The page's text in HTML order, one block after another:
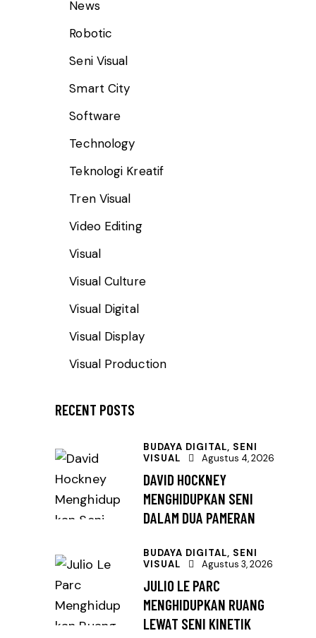
News
Robotic
Seni Visual
Smart City
Software
Technology
Teknologi Kreatif
Tren Visual
Video Editing
Visual
Visual Culture
Visual Digital
Visual Display
Visual Production
RECENT POSTS
BUDAYA DIGITAL, SENI
VISUAL
Agustus 4, 2026
DAVID HOCKNEY
MENGHIDUPKAN SENI
DALAM DUA PAMERAN
BUDAYA DIGITAL, SENI
VISUAL
Agustus 3, 2026
JULIO LE PARC
MENGHIDUPKAN RUANG
LEWAT SENI KINETIK